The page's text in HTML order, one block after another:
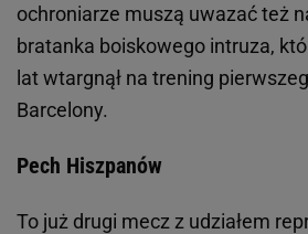
ochroniarze muszą uwazać też
bratanka boiskowego intruza,
lat wtargnął na trening
Barcelony.
Pech Hiszpanów
To już drugi mecz z udziałem